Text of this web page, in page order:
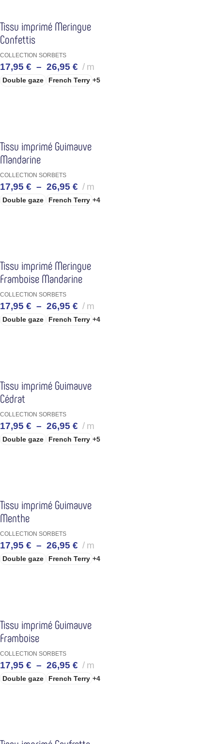
Tissu imprimé Meringue
Confettis
COLLECTION SORBETS
17,95 € – 26,95 € m
Double gaze French Terry +5
Tissu imprimé Guimauve
Mandarine
COLLECTION SORBETS
17,95 € – 26,95 € m
Double gaze French Terry +4
Tissu imprimé Meringue
Framboise Mandarine
COLLECTION SORBETS
17,95 € – 26,95 € m
Double gaze French Terry +4
Tissu imprimé Guimauve
Cédrat
COLLECTION SORBETS
17,95 € – 26,95 € m
Double gaze French Terry +5
Tissu imprimé Guimauve
Menthe
COLLECTION SORBETS
17,95 € – 26,95 € m
Double gaze French Terry +4
Tissu imprimé Guimauve
Framboise
COLLECTION SORBETS
17,95 € – 26,95 € m
Double gaze French Terry +4